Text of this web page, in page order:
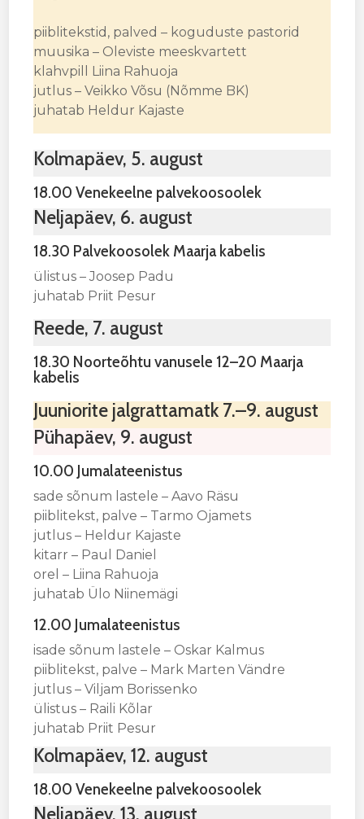
piiblitekstid, palved – koguduste pastorid
muusika – Oleviste meeskvartett
klahvpill Liina Rahuoja
jutlus – Veikko Võsu (Nõmme BK)
juhatab Heldur Kajaste
Kolmapäev, 5. august
18.00 Venekeelne palvekoosoolek
Neljapäev, 6. august
18.30 Palvekoosolek Maarja kabelis
ülistus – Joosep Padu
juhatab Priit Pesur
Reede, 7. august
18.30 Noorteõhtu vanusele 12–20 Maarja
kabelis
Juuniorite jalgrattamatk 7.–9. august
Pühapäev, 9. august
10.00 Jumalateenistus
sade sõnum lastele – Aavo Räsu
piiblitekst, palve – Tarmo Ojamets
jutlus – Heldur Kajaste
kitarr – Paul Daniel
orel – Liina Rahuoja
juhatab Ülo Niinemägi
12.00 Jumalateenistus
isade sõnum lastele – Oskar Kalmus
piiblitekst, palve – Mark Marten Vändre
jutlus – Viljam Borissenko
ülistus – Raili Kõlar
juhatab Priit Pesur
Kolmapäev, 12. august
18.00 Venekeelne palvekoosoolek
Neljapäev, 13. august